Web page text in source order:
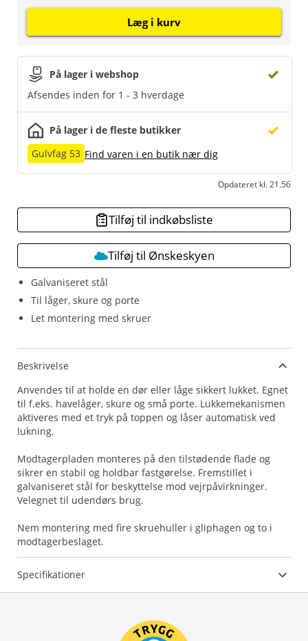
Galvaniseret stål
Til låger, skure og porte
Let montering med skruer
På lager i webshop
Afsendes inden for 1 - 3 hverdage
På lager i de fleste butikker
Gulvfag 53 Find varen i en butik nær dig
Opdateret kl. 21.56
Læg i kurv
Tilføj til indkøbsliste
Tilføj til Ønskeskyen
Beskrivelse
Anvendes til at holde en dør eller låge sikkert lukket. Egnet
til f.eks. havelåger, skure og små porte. Lukkemekanismen
aktiveres med et tryk på toppen og låser automatisk ved
lukning.
Modtagerpladen monteres på den tilstødende flade og
sikrer en stabil og holdbar fastgørelse. Fremstillet i
galvaniseret stål for beskyttelse mod vejrpåvirkninger.
Velegnet til udendørs brug.
Nem montering med fire skruehuller i gliphagen og to i
modtagerbeslaget.
Specifikationer